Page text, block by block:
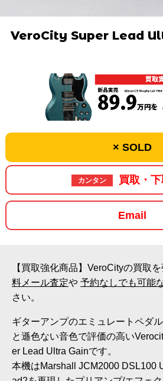
VeroCity Super Lead
× SOLD
カンタン 買取・
Email
【買取強化商品】VeroCityの買取
料メール査定や 予約なしでも可能
さい。
ギターアンプのエミュレートペダ
と遜色ない音色で評価の高い
er Lead Ultra Gainです。
本機はMarshall JCM2000 DSL100